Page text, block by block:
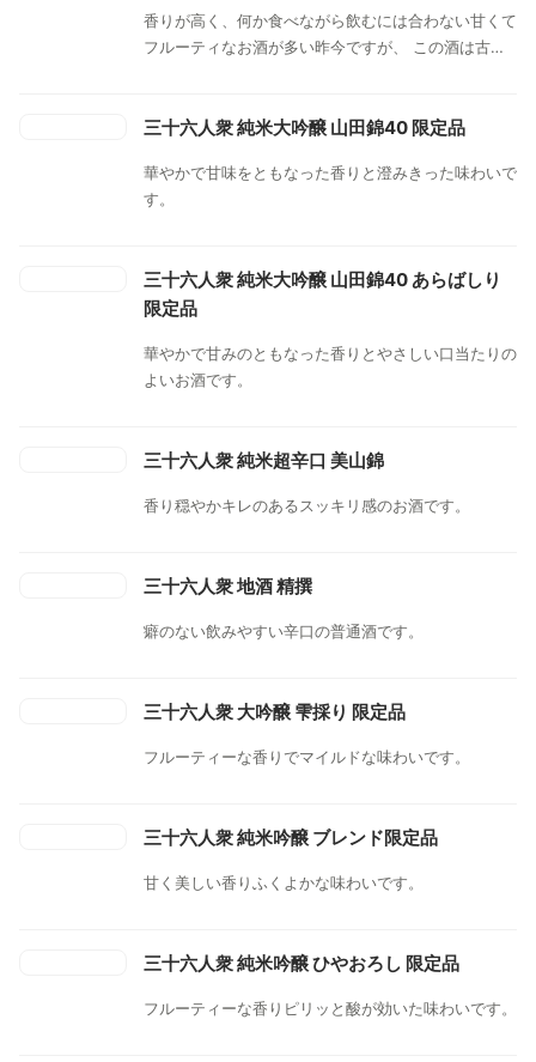
香りが高く、何か食べながら飲むには合わない甘くて
フルーティなお酒が多い昨今ですが、 この酒は古来
す。
三十六人衆 純米大吟醸 山田錦40 限定品
華やかで甘味をともなった香りと澄みきった味わいで
す。
三十六人衆 純米大吟醸 山田錦40 あらばしり
限定品
華やかで甘みのともなった香りとやさしい口当たりの
よいお酒です。
三十六人衆 純米超辛口 美山錦
香り穏やかキレのあるスッキリ感のお酒です。
三十六人衆 地酒 精撰
癖のない飲みやすい辛口の普通酒です。
三十六人衆 大吟醸 雫採り 限定品
フルーティーな香りでマイルドな味わいです。
三十六人衆 純米吟醸 ブレンド限定品
甘く美しい香りふくよかな味わいです。
三十六人衆 純米吟醸 ひやおろし 限定品
フルーティーな香りピリッと酸が効いた味わいです。